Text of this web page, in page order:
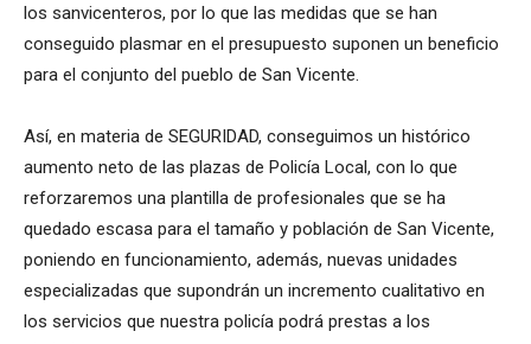
los sanvicenteros, por lo que las medidas que se han
conseguido plasmar en el presupuesto suponen un beneficio
para el conjunto del pueblo de San Vicente.
Así, en materia de SEGURIDAD, conseguimos un histórico
aumento neto de las plazas de Policía Local, con lo que
reforzaremos una plantilla de profesionales que se ha
quedado escasa para el tamaño y población de San Vicente,
poniendo en funcionamiento, además, nuevas unidades
especializadas que supondrán un incremento cualitativo en
los servicios que nuestra policía podrá prestas a los